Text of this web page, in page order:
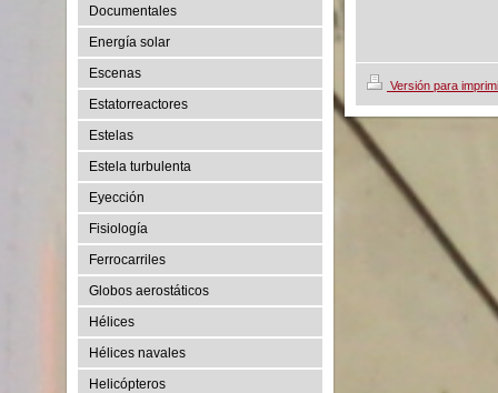
Documentales
Energía solar
Escenas
Estatorreactores
Estelas
Estela turbulenta
Eyección
Fisiología
Ferrocarriles
Globos aerostáticos
Hélices
Hélices navales
Helicópteros
Versión para